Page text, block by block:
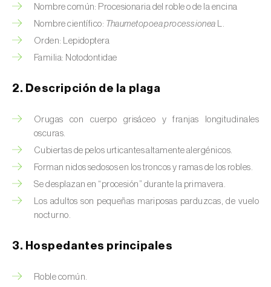
sasakii (=niponensis))
Barrenador del tallo de la caña de azúcar
fusca
Barrenador del té (
fornicatior, E. perbrevis e E. kuroshio )
Barrenador del tomate (Neoleucinodes
elegantalis
Barrenillo del almendro (
Barrenillo del olmo (Scolytus multistriatus
Barrenillo grabador (
Nombre común: Procesionaria del roble o de la encina
Nombre científico: Thaumetopoea processionea L.
Orden: Lepidoptera
Familia: Notodontidae
2. Descripción de la plaga
Orugas con cuerpo grisáceo y franjas longitudinales
oscuras.
Cubiertas de pelos urticantes altamente alergénicos.
Forman nidos sedosos en los troncos y ramas de los robles.
Se desplazan en “procesión” durante la primavera.
Los adultos son pequeñas mariposas parduzcas, de vuelo
nocturno.
3. Hospedantes principales
Roble común.